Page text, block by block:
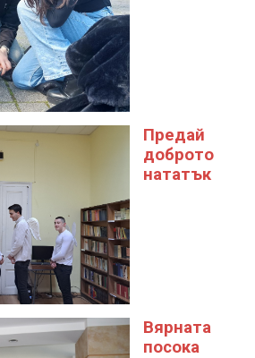
Предай
доброто
нататък
Вярната
посока